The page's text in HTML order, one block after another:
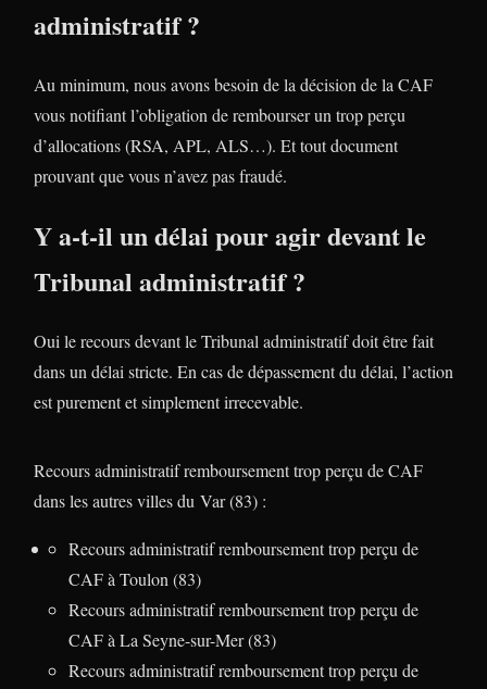
administratif ?
Au minimum, nous avons besoin de la décision de la CAF
vous notifiant l’obligation de rembourser un trop perçu
d’allocations (RSA, APL, ALS…). Et tout document
prouvant que vous n’avez pas fraudé.
Y a-t-il un délai pour agir devant le
Tribunal administratif ?
Oui le recours devant le Tribunal administratif doit être fait
dans un délai stricte. En cas de dépassement du délai, l’action
est purement et simplement irrecevable.
Recours administratif remboursement trop perçu de CAF
dans les autres villes du Var (83) :
Recours administratif remboursement trop perçu de
CAF à Toulon (83)
Recours administratif remboursement trop perçu de
CAF à La Seyne-sur-Mer (83)
Recours administratif remboursement trop perçu de